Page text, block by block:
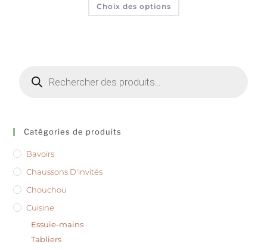
Choix des options
Catégories de produits
Bavoirs
Chaussons D'invités
Chouchou
Cuisine
Essuie-mains
Tabliers